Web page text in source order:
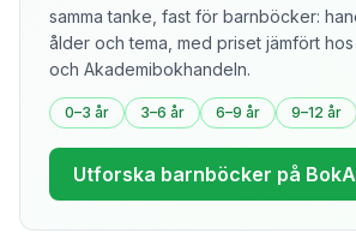
samma tanke, fast för barnböcker:
ålder och tema, med priset jämfört
och Akademibokhandeln.
0–3 år 3–6 år 6–9 år 9–12 år
Utforska barnböcker på